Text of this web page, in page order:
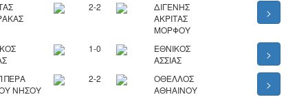
2-2
ΔΙΓΕΝΗΣ
ΑΚΡΙΤΑΣ
ΜΟΡΦΟΥ
>
1-0
ΕΘΝΙΚΟΣ
ΑΣΣΙΑΣ
>
ΠΕΡΑ
ΝΗΣΟΥ
2-2
ΟΘΕΛΛΟΣ
ΑΘΗΑΙΝΟΥ
>